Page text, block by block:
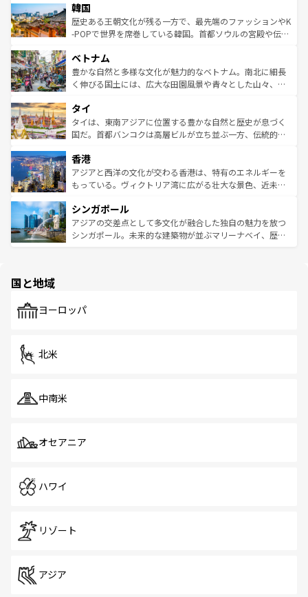
ワイを、存分に味わってほしい。 なお、新着のハワイ情報
はコンテンツ一覧を参照してほしい。
いる。アクティビティも充実しており、サーフィンやダイ
ビング、ハイキングなど、アウトドア好きにはたまらな
い。オーストラリアの多彩な魅力を存分に味わいつくそ
参照してほしい。
ン）、静ひつな山岳地帯である台湾東部など、都市の喧騒
と山間の静けさが共存しており、訪れる人に新しい発見と
驚きをもたらしてくれる。また、奥深い台湾の食文化も魅
容にもいいと評判のスイーツなど、バラエティ豊かな料理
が味わえる。 なお、新着の台湾情報は コンテンツ一覧を参
照してほしい。
韓国
歴史ある王朝文化が残る一方で、最先端のファッションやK
-POPで世界を席巻している韓国。首都ソウルの宮殿や伝統
き、地方に足を延ばせば四季折々の自然美を楽しむことが
できる。そして、キムチや焼肉、絶品のストリートフード
まで、さまざまな韓国料理が待っている。夜には、韓国な
リティに包まれながら、韓国の多彩な魅力を心ゆくまで味
わってみてほしい。 なお、新着の韓国情報はコンテンツ一
覧を参照してほしい。
ベトナム
豊かな自然と多様な文化が魅力的なベトナム。南北に細長
く伸びる国土には、広大な田園風景や青々とした山々、世
急速な発展と共に伝統が息づく。ハノイの古い町並みやホ
ーチミン市のフランス統治時代の建物も、独特の雰囲気を
醸し出している。また、バラエティの豊かさとおいしさで
とつ。フォーやバインミー、ベトナムコーヒーなどは、ぜ
ひ現地で味わいたい。どの地域を訪れてもあたたかい人々
が旅行者を迎えてくれるので、きっと忘れられない旅にな
参照してほしい。
タイ
タイは、東南アジアに位置する豊かな自然と歴史が息づく
国だ。首都バンコクは高層ビルが立ち並ぶ一方、伝統的な
の活気が交差している。北部ではチェンマイなどの山岳地
帯で自然と触れ合い、南部ではプーケットやクラビの美し
いビーチでリゾート気分を楽しむことができる。タイ料理
激する。気候は一年中温暖で、どの季節にも異なる楽しみ
が待っている。親しみやすいタイの人々、仏教を中心とし
た文化、そして多様な観光資源が、訪れる旅人を魅了し続
香港
アジアと西洋の文化が交わる香港は、特有のエネルギーを
もっている。ヴィクトリア湾に広がる壮大な景色、近未来
み、どこを訪れても感動するはず。観光スポットが密集し
ており、効率よく見どころを回れるのも魅力。息をのむよ
うな絶景から文化的な体験まで、香港を存分に楽しみ尽く
シンガポール
アジアの交差点として多文化が融合した独自の魅力を放つ
シンガポール。未来的な建築物が並ぶマリーナベイ、歴史
で、ホーカーズは地元の風情を楽しめる外せないスポット
国と地域
ヨーロッパ
北米
中南米
オセアニア
ハワイ
リゾート
アジア